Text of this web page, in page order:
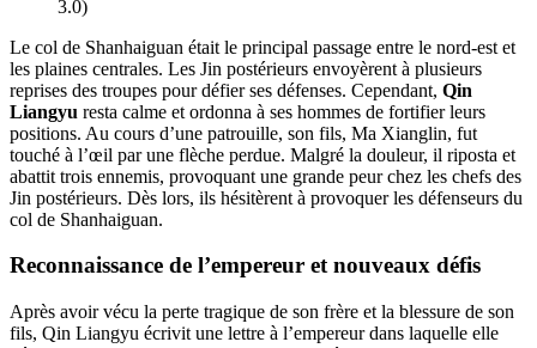
3.0)
Le col de Shanhaiguan était le principal passage entre le nord-est et
les plaines centrales. Les Jin postérieurs envoyèrent à plusieurs
reprises des troupes pour défier ses défenses. Cependant, Qin
Liangyu resta calme et ordonna à ses hommes de fortifier leurs
positions. Au cours d’une patrouille, son fils, Ma Xianglin, fut
touché à l’œil par une flèche perdue. Malgré la douleur, il riposta et
abattit trois ennemis, provoquant une grande peur chez les chefs des
Jin postérieurs. Dès lors, ils hésitèrent à provoquer les défenseurs du
col de Shanhaiguan.
Reconnaissance de l’empereur et nouveaux défis
Après avoir vécu la perte tragique de son frère et la blessure de son
fils, Qin Liangyu écrivit une lettre à l’empereur dans laquelle elle